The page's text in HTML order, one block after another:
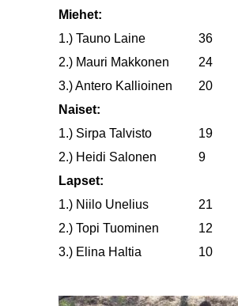
Miehet:
1.) Tauno Laine
36
2.) Mauri Makkonen
24
3.) Antero Kallioinen
20
Naiset:
1.) Sirpa Talvisto
19
2.) Heidi Salonen
9
Lapset:
1.) Niilo Unelius
21
2.) Topi Tuominen
12
3.) Elina Haltia
10